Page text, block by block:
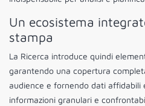
Un ecosistema
stampa
La Ricerca introduce quindi
garantendo una copertura
audience e fornendo dati affidabili
informazioni granulari e